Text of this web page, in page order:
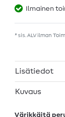
Ilmainen
* sis. ALV ilman
Lisätiedot
Kuvaus
Värikkäitä